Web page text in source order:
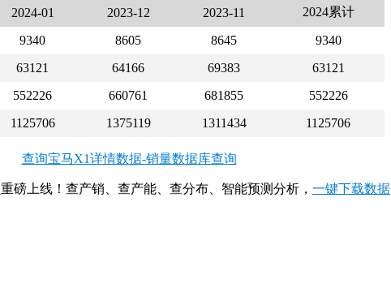
2024-01 2023-12 2023-11
2024累计
9340 8605 8645
9340
63121 64166 69383
63121
552226 660761 681855
552226
1125706 1375119 1311434 1125706
查询宝马X1详情数据-销量数据库查询
重磅上线！查产销、查产能、查分布、智能预测分析， 一键下载数据